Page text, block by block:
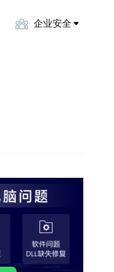
企业安全